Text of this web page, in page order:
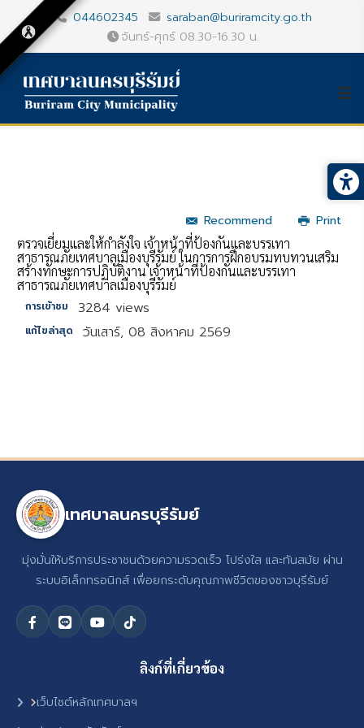
044602345
saraban@buriramcity.go.th
จันทร์-ศุกร์ 08.30-16.30 น.
Recommend
Print
ตรวจเยี่ยมและให้กำลังใจ เจ้าหน้าที่ป้องกันและบรรเทา
สาธารณภัยเทศบาลเมืองบุรีรัมย์ ในการการฝึกอบรมทบทวนเสริม
สร้างทักษะการปฏิบัติงาน เจ้าหน้าที่ป้องกันและบรรเทา
สาธารณภัยเทศบาลเมืองบุรีรัมย์
การเข้าชม 3284 views
แก้ไขล่าสุด วันเสาร์, 08 สิงหาคม 2569
เทศบาลนครบุรีรัมย์
มุ่งมั่นให้บริการประชาชนด้วยความรวดเร็ว โปร่งใส และทันสมัย ผ่าน
ระบบอิเล็กทรอนิกส์ เพื่อยกระดับคุณภาพชีวิตของชาวบุรีรัมย์
ลิงก์ที่เกี่ยวข้อง
เว็บไซต์หลักเทศบาลฯ